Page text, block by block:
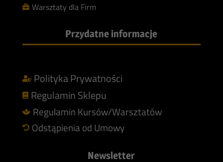
 Warsztaty dla Firm
Przydatne informacje
 Polityka Prywatności
 Regulamin Sklepu
 Regulamin Kursów/Warsztatów
 Odstąpienia od Umowy
Newsletter